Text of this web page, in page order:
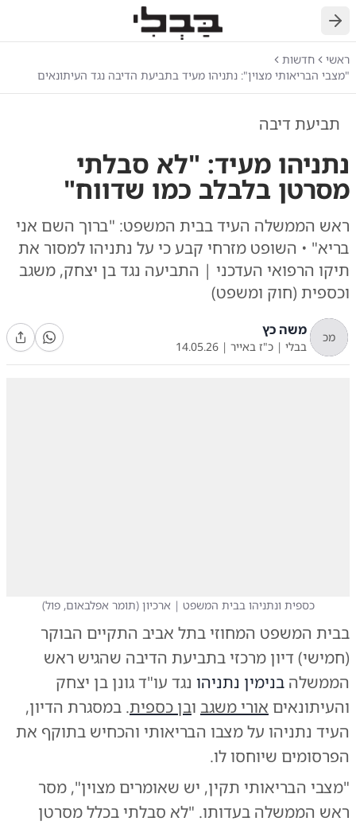
חזרה
ראשי
חדשות
"מצבי הבריאותי מצוין": נתניהו מעיד בתביעת הדיבה נגד העיתונאים
תביעת דיבה
נתניהו מעיד: "לא סבלתי
מסרטן בלבלב כמו שדווח"
ראש הממשלה העיד בבית המשפט: "ברוך השם אני
בריא" • השופט מזרחי קבע כי על נתניהו למסור את
תיקו הרפואי העדכני | התביעה נגד בן יצחק, משגב
וכספית (חוק ומשפט)
מכ משה כץ
בבלי | כ"ז באייר |
14.05.26
כספית ונתניהו בבית המשפט | ארכיון (תומר אפלבאום, פול)
בבית המשפט המחוזי בתל אביב התקיים הבוקר
(חמישי) דיון מרכזי בתביעת הדיבה שהגיש ראש
הממשלה בנימין נתניהו נגד עו"ד גונן בן יצחק
והעיתונאים אורי משגב ובן כספית. במסגרת הדיון,
העיד נתניהו על מצבו הבריאותי והכחיש בתוקף את
הפרסומים שיוחסו לו.
"מצבי הבריאותי תקין, יש שאומרים מצוין", מסר
ראש הממשלה בעדותו. "לא סבלתי בכלל מסרטן